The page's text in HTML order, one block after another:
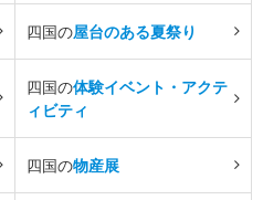
四国の屋台のある夏祭り
四国の体験イベント・アクテ
ィビティ
四国の物産展